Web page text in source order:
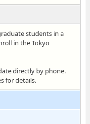
students in a
in the Tokyo
directly by phone.
for details.